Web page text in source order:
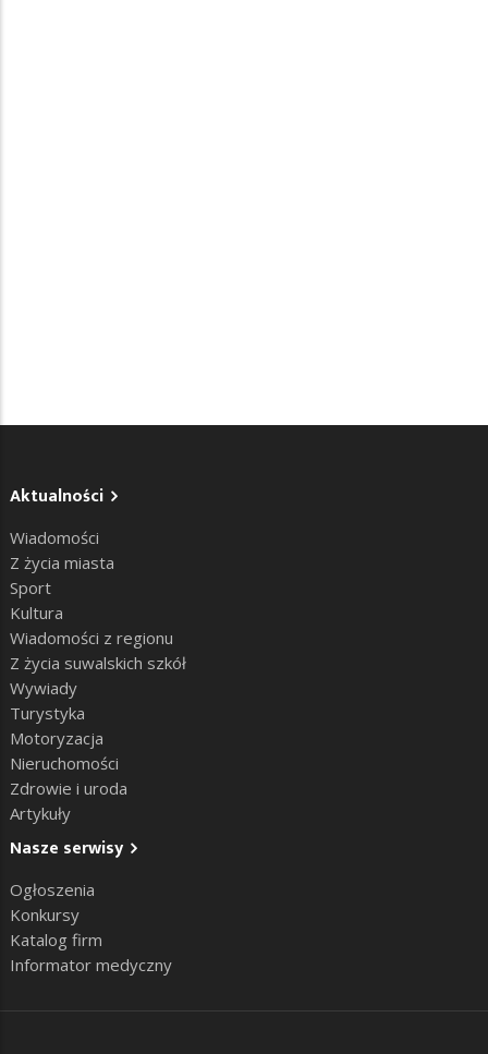
Aktualności
Wiadomości
Z życia miasta
Sport
Kultura
Wiadomości z regionu
Z życia suwalskich szkół
Wywiady
Turystyka
Motoryzacja
Nieruchomości
Zdrowie i uroda
Artykuły
Nasze serwisy
Ogłoszenia
Konkursy
Katalog firm
Informator medyczny